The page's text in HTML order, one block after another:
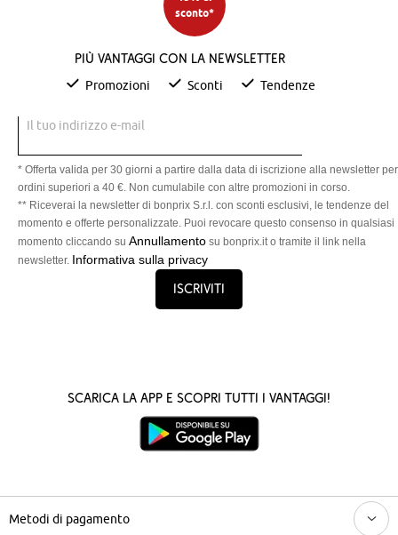
sconto*
Più vantaggi con la newsletter
Promozioni Sconti Tendenze
Il tuo indirizzo e-mail
* Offerta valida per 30 giorni a partire dalla data di iscrizione alla newsletter per
ordini superiori a 40 €. Non cumulabile con altre promozioni in corso.
** Riceverai la newsletter di bonprix S.r.l. con sconti esclusivi, le tendenze del
momento e offerte personalizzate. Puoi revocare questo consenso in qualsiasi
momento cliccando su Annullamento su bonprix.it o tramite il link nella
newsletter. Informativa sulla privacy
Iscriviti
Scarica la App e scopri tutti i vantaggi!
Metodi di pagamento